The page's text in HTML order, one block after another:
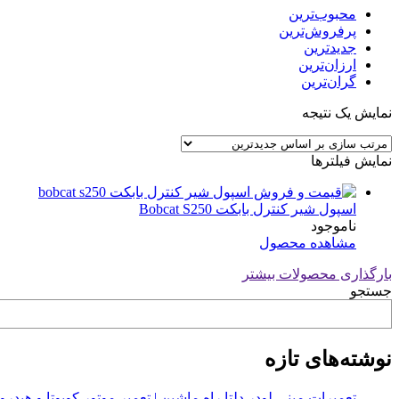
محبوب‌ترین
پرفروش‌ترین
جدیدترین
ارزان‌ترین
گران‌ترین
نمایش یک نتیجه
نمایش فیلترها
اسپول شیر کنترل بابکت Bobcat S250
ناموجود
مشاهده محصول
بارگذاری محصولات بیشتر
جستجو
نوشته‌های تازه